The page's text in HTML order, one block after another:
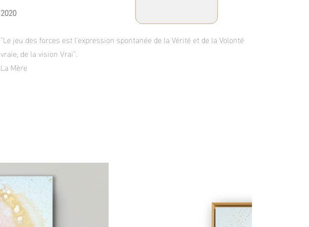
2020
"Le jeu des forces est l'expression spontanée de la Vérité et de la Volonté
vraie, de la vision Vrai".
La Mère